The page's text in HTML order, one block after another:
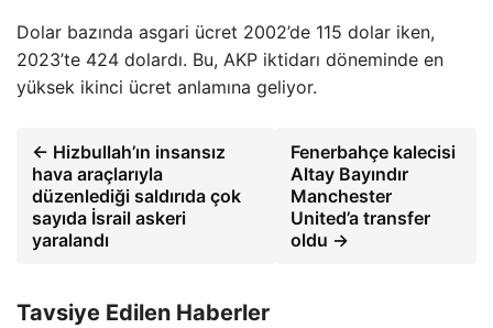
Dolar bazında asgari ücret 2002’de 115 dolar iken,
2023’te 424 dolardı. Bu, AKP iktidarı döneminde en
yüksek ikinci ücret anlamına geliyor.
← Hizbullah’ın insansız
hava araçlarıyla
düzenlediği saldırıda çok
sayıda İsrail askeri
yaralandı
Fenerbahçe kalecisi
Altay Bayındır
Manchester
United’a transfer
oldu →
Tavsiye Edilen Haberler